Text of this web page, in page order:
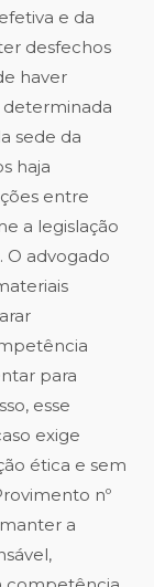
e da
desfechos
haver
determinada
sede da
haja
entre
a legislação
O advogado
para
esse
exige
ética e sem
nº
a